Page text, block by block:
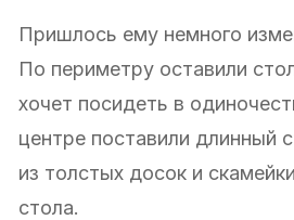
Пришлось ему немного
По периметру оставили
хочет посидеть в
центре поставили длинный
из толстых досок и
стола.